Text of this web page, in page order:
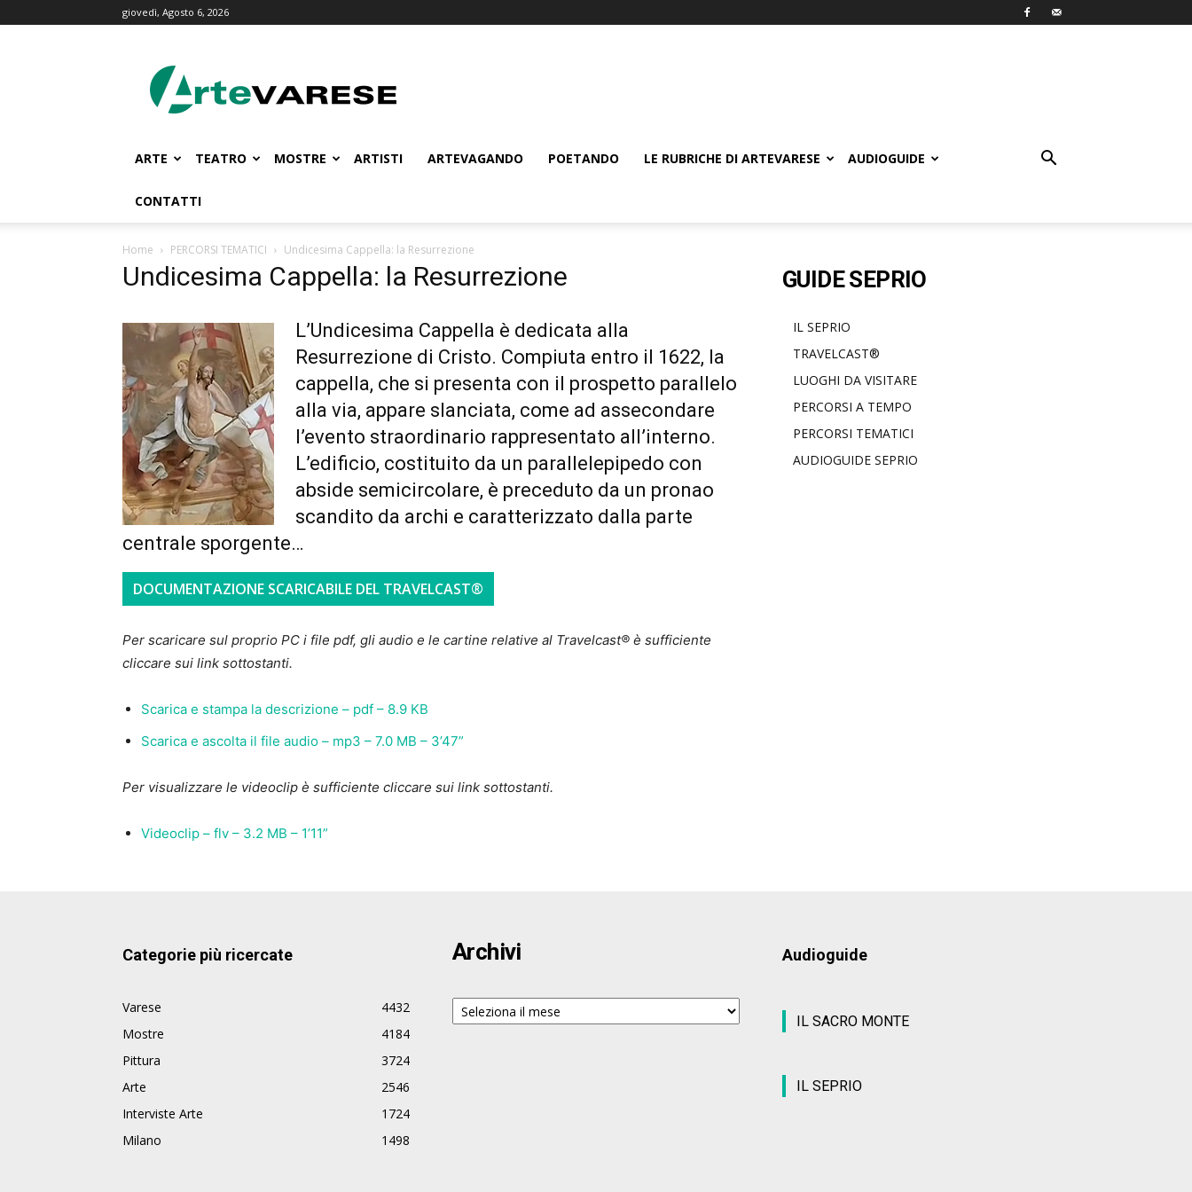
giovedì, Agosto 6, 2026
ARTE TEATRO MOSTRE ARTISTI ARTEVAGANDO POETANDO LE RUBRICHE DI ARTEVARESE AUDIOGUIDE
CONTATTI
Home PERCORSI TEMATICI Undicesima Cappella: la Resurrezione
Undicesima Cappella: la Resurrezione
L’Undicesima Cappella è dedicata alla
Resurrezione di Cristo. Compiuta entro il 1622, la
cappella, che si presenta con il prospetto parallelo
alla via, appare slanciata, come ad assecondare
l’evento straordinario rappresentato all’interno.
L’edificio, costituito da un parallelepipedo con
abside semicircolare, è preceduto da un pronao
scandito da archi e caratterizzato dalla parte
centrale sporgente…
DOCUMENTAZIONE SCARICABILE DEL TRAVELCAST®
Per scaricare sul proprio PC i file pdf, gli audio e le cartine relative al Travelcast® è sufficiente
cliccare sui link sottostanti.
Scarica e stampa la descrizione – pdf – 8.9 KB
Scarica e ascolta il file audio – mp3 – 7.0 MB – 3’47”
Per visualizzare le videoclip è sufficiente cliccare sui link sottostanti.
Videoclip – flv – 3.2 MB – 1’11”
GUIDE SEPRIO
IL SEPRIO
TRAVELCAST®
LUOGHI DA VISITARE
PERCORSI A TEMPO
PERCORSI TEMATICI
AUDIOGUIDE SEPRIO
Categorie più ricercate
Varese
4432
Mostre
4184
Pittura
3724
Arte
2546
Interviste Arte
1724
Milano
1498
Archivi
Archivi
Audioguide
IL SACRO MONTE
IL SEPRIO